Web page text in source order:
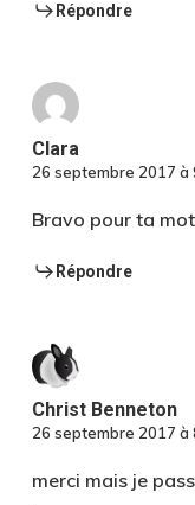
Répondre
Clara
26 septembre 2017 à
Bravo pour ta
Répondre
Christ Benneton
26 septembre 2017 à
merci mais je